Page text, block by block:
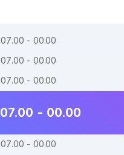
07.00 - 00.00
07.00 - 00.00
07.00 - 00.00
07.00 - 00.00
07.00 - 00.00